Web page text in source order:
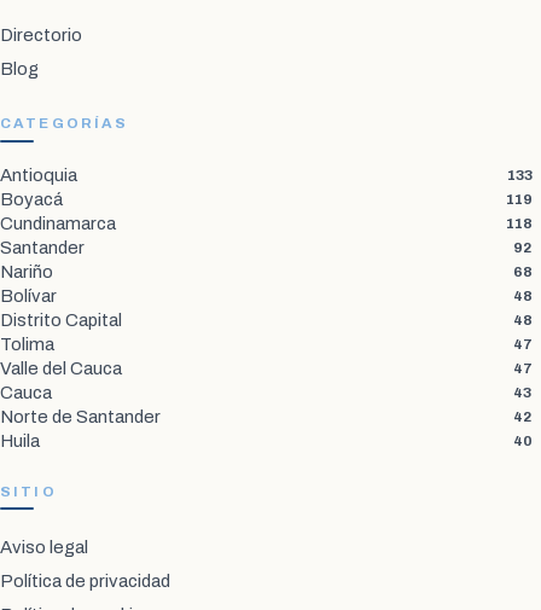
Directorio
Blog
CATEGORÍAS
Antioquia 133
Boyacá 119
Cundinamarca 118
Santander 92
Nariño 68
Bolívar 48
Distrito Capital 48
Tolima 47
Valle del Cauca 47
Cauca 43
Norte de Santander 42
Huila 40
SITIO
Aviso legal
Política de privacidad